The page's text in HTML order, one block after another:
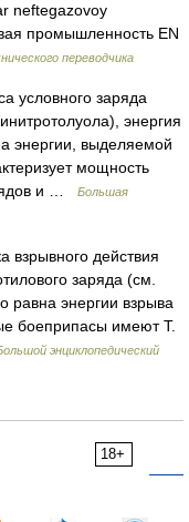
neftegazovoy
промышленность EN
переводчика
заряда
энергия
энергии, выделяемой
мощность
и …
Большая
взрывного действия
заряда (см.
равна энергии взрыва
боеприпасы имеют Т.
энциклопедический
18+